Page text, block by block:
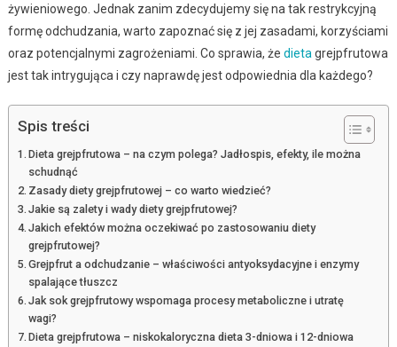
żywieniowego. Jednak zanim zdecydujemy się na tak restrykcyjną
formę odchudzania, warto zapoznać się z jej zasadami, korzyściami
oraz potencjalnymi zagrożeniami. Co sprawia, że dieta grejpfrutowa
jest tak intrygująca i czy naprawdę jest odpowiednia dla każdego?
Spis treści
Dieta grejpfrutowa – na czym polega? Jadłospis, efekty, ile można
schudnąć
Zasady diety grejpfrutowej – co warto wiedzieć?
Jakie są zalety i wady diety grejpfrutowej?
Jakich efektów można oczekiwać po zastosowaniu diety
grejpfrutowej?
Grejpfrut a odchudzanie – właściwości antyoksydacyjne i enzymy
spalające tłuszcz
Jak sok grejpfrutowy wspomaga procesy metaboliczne i utratę
wagi?
Dieta grejpfrutowa – niskokaloryczna dieta 3-dniowa i 12-dniowa